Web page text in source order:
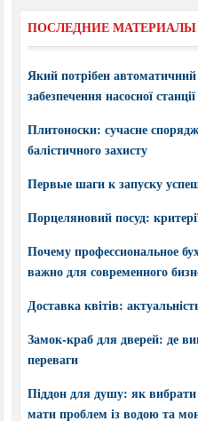
ПОСЛЕДНИЕ МАТЕРИАЛЫ
Який потрібен
забезпечення насосної станції
Плитоноски: сучасне
балістичного захисту
Первые шаги к запуску
Порцеляновий посуд:
Почему профессиональное
важно для современного
Доставка квітів:
Замок-краб для дверей: де
переваги
Піддон для душу: як
мати проблем із водою та